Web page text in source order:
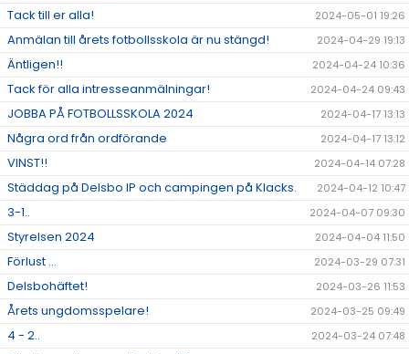
Tack till er alla! 2024-05-01 19:26
Anmälan till årets fotbollsskola är nu stängd! 2024-04-29 19:13
Äntligen!! 2024-04-24 10:36
Tack för alla intresseanmälningar! 2024-04-24 09:43
JOBBA PÅ FOTBOLLSSKOLA 2024 2024-04-17 13:13
Några ord från ordförande 2024-04-17 13:12
VINST!! 2024-04-14 07:28
Städdag på Delsbo IP och campingen på Klacks. 2024-04-12 10:47
3-1.. 2024-04-07 09:30
Styrelsen 2024 2024-04-04 11:50
Förlust ... 2024-03-29 07:31
Delsbohäftet! 2024-03-26 11:53
Årets ungdomsspelare! 2024-03-25 09:49
4 - 2.. 2024-03-24 07:48